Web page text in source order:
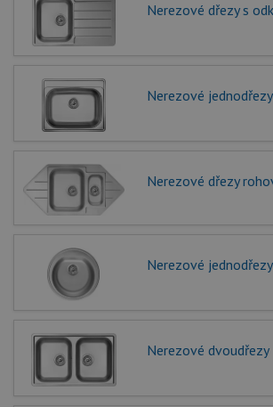
Nerezové dřezy s
Nerezové
Nerezové dřezy
Nerezové
Nerezové dvoudřezy